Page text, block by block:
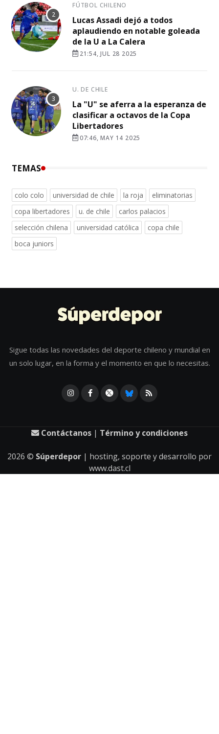
FÚTBOL CHILENO
Lucas Assadi dejó a todos
aplaudiendo en notable goleada
de la U a La Calera
21:54, JUL 28 2025
U. DE CHILE
La "U" se aferra a la esperanza de
clasificar a octavos de la Copa
Libertadores
07:46, MAY 14 2025
TEMAS
colo colo universidad de chile la roja
eliminatorias
copa libertadores
u. de chile
carlos palacios
selección chilena
universidad católica
copa chile
boca juniors
Sigue todas las novedades del deporte chileno y mundial en
un solo lugar, en la forma y el momento en que lo necesitas.
Contáctanos | Término y condiciones
2026 © Súperdepor | hosting, soporte y desarrollo por
www.dast.cl